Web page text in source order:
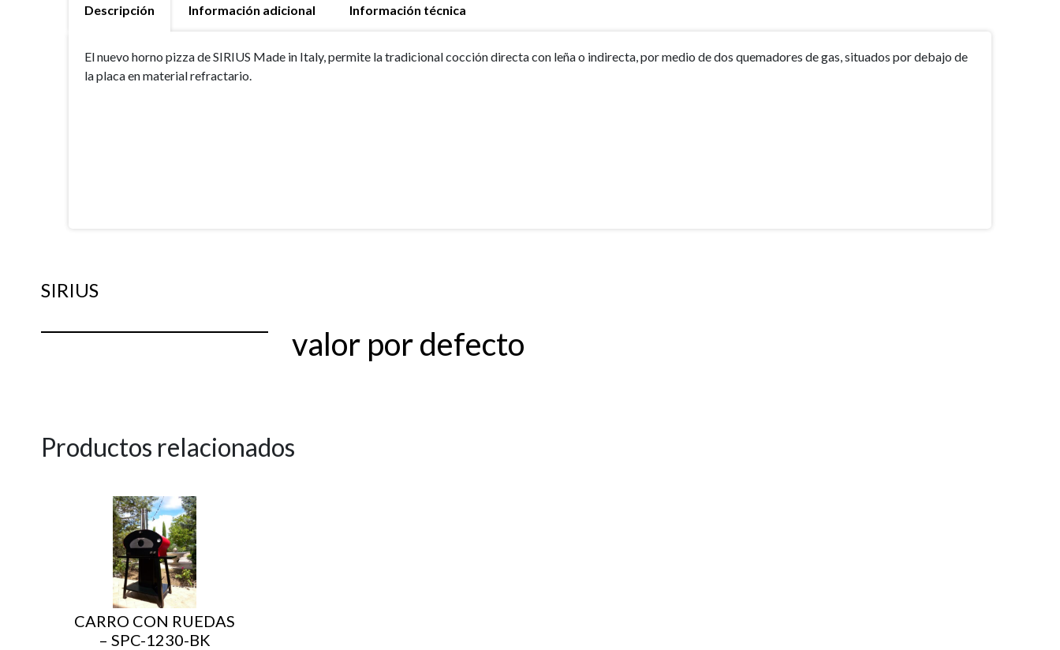
Descripción Información adicional Información técnica
El nuevo horno pizza de SIRIUS Made in Italy, permite la tradicional cocción directa con leña o indirecta, por medio de dos quemadores de gas, situados por debajo de
la placa en material refractario.
SIRIUS
valor por defecto
Productos relacionados
CARRO CON RUEDAS
– SPC-1230-BK